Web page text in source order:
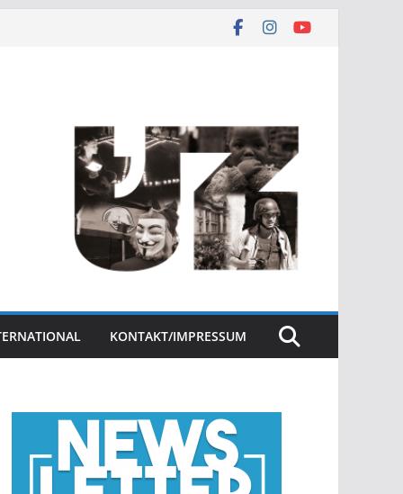
KONTAKT/IMPRESSUM